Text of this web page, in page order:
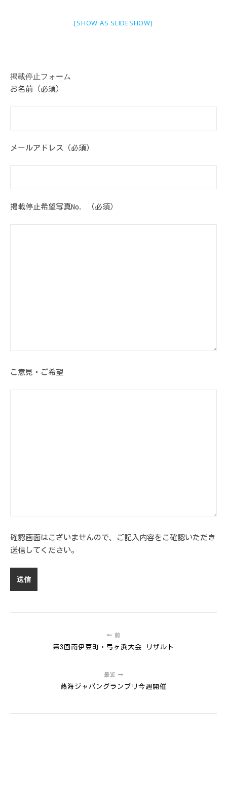
[SHOW AS SLIDESHOW]
掲載停止フォーム
お名前（必須）
メールアドレス（必須）
掲載停止希望写真No. （必須）
ご意見・ご希望
確認画面はございませんので、ご記入内容をご確認いただき
送信してください。
前
第3回南伊豆町・弓ヶ浜大会 リザルト
最近
熱海ジャパングランプリ今週開催